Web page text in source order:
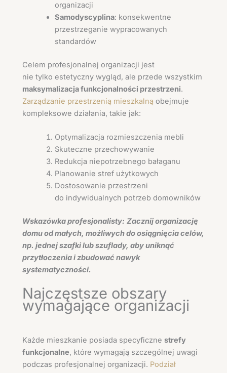
organizacji
Samodyscyplina: konsekwentne
przestrzeganie wypracowanych
standardów
Celem profesjonalnej organizacji jest
nie tylko estetyczny wygląd, ale przede wszystkim
maksymalizacja funkcjonalności przestrzeni.
Zarządzanie przestrzenią mieszkalną obejmuje
kompleksowe działania, takie jak:
Optymalizacja rozmieszczenia mebli
Skuteczne przechowywanie
Redukcja niepotrzebnego bałaganu
Planowanie stref użytkowych
Dostosowanie przestrzeni
do indywidualnych potrzeb domowników
Wskazówka profesjonalisty: Zacznij organizację
domu od małych, możliwych do osiągnięcia celów,
np. jednej szafki lub szuflady, aby uniknąć
przytłoczenia i zbudować nawyk
systematyczności.
Najczęstsze obszary
wymagające organizacji
Każde mieszkanie posiada specyficzne strefy
funkcjonalne, które wymagają szczególnej uwagi
podczas profesjonalnej organizacji. Podział